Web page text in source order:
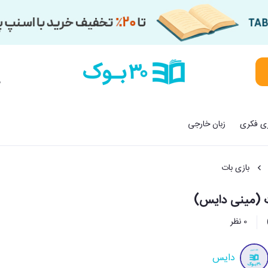
فکری زبان خارجی
بازی بات
(مینی دایس)
0 نظر
دایس